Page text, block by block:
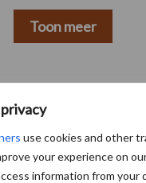
use cookies and other
your experience on
information from your
"Hoge verwachtingen
voor kouters"
Toon meer